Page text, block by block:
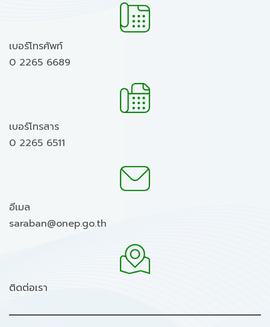
เบอร์โทรศัพท์
0 2265 6689
เบอร์โทรสาร
0 2265 6511
อีเมล
saraban@onep.go.th
ติดต่อเรา